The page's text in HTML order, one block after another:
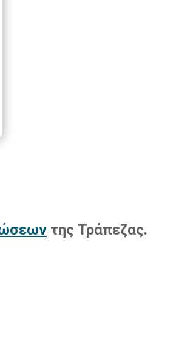
της Τράπεζας.